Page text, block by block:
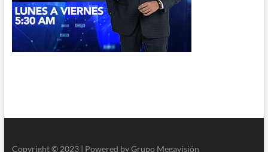
Copyright © 2023 | Powered by Grupo Megavisión